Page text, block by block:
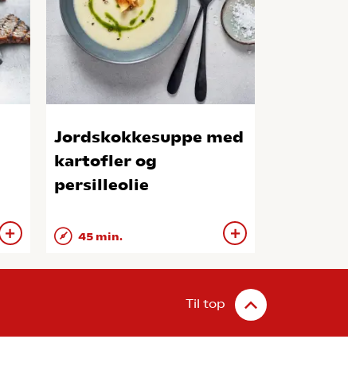
Jordskokkesuppe med
kartofler og
persilleolie
45 min.
Til top